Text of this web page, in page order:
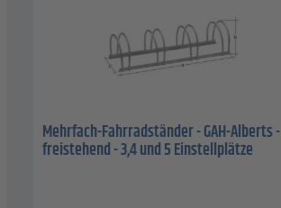
Mehrfach-Fahrradständer - GAH-Alberts -
freistehend - 3,4 und 5 Einstellplätze